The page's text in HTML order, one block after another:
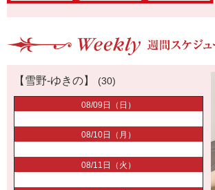
【雪野-ゆきの】 (30)
08/09日（日）
08/10日（月）
08/11日（火）